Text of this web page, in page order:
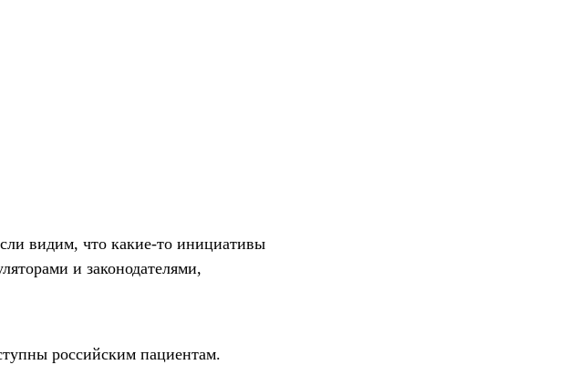
видим, что какие-то инициативы
и законодателями,
российским пациентам.